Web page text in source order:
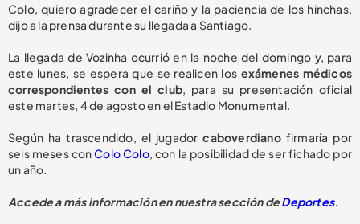
Colo, quiero agradecer el cariño y la paciencia de los hinchas,
dijo a la prensa durante su llegada a Santiago.
La llegada de Vozinha ocurrió en la noche del domingo y, para
este lunes, se espera que se realicen los exámenes médicos
correspondientes con el club, para su presentación oficial
este martes, 4 de agosto en el Estadio Monumental.
Según ha trascendido, el jugadorcaboverdianofirmaría por
seis meses conColo Colo, con la posibilidad de ser fichado por
un año.
Accede a más información en nuestra sección deDeportes.